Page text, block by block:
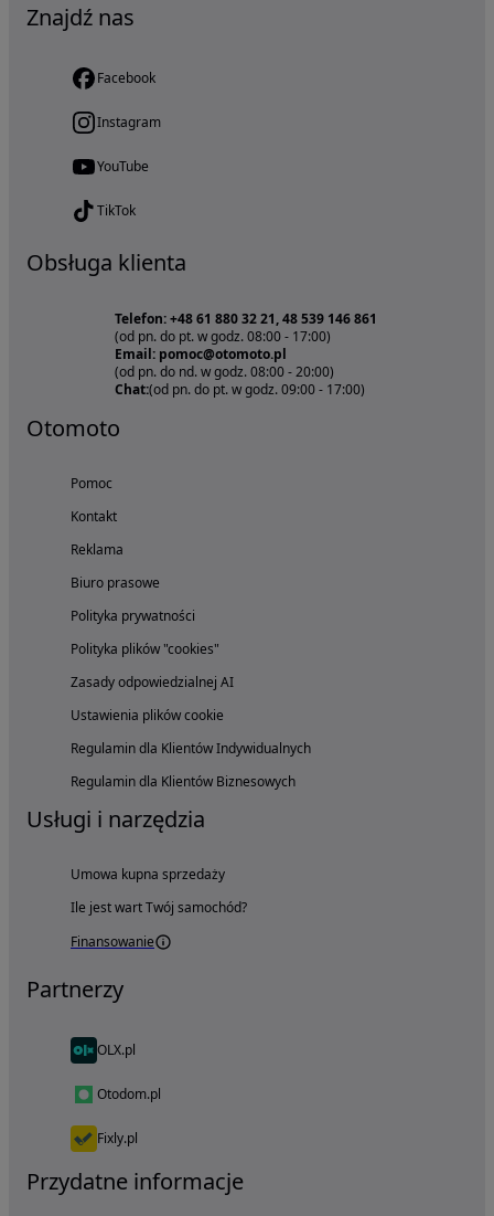
Znajdź nas
Facebook
Instagram
YouTube
TikTok
Obsługa klienta
Telefon: +48 61 880 32 21, 48 539 146 861
(od pn. do pt. w godz. 08:00 - 17:00)
Email: pomoc@otomoto.pl
(od pn. do nd. w godz. 08:00 - 20:00)
Chat:(od pn. do pt. w godz. 09:00 - 17:00)
Otomoto
Pomoc
Kontakt
Reklama
Biuro prasowe
Polityka prywatności
Polityka plików "cookies"
Zasady odpowiedzialnej AI
Ustawienia plików cookie
Regulamin dla Klientów Indywidualnych
Regulamin dla Klientów Biznesowych
Usługi i narzędzia
Umowa kupna sprzedaży
Ile jest wart Twój samochód?
Finansowanie
Partnerzy
OLX.pl
Otodom.pl
Fixly.pl
Przydatne informacje